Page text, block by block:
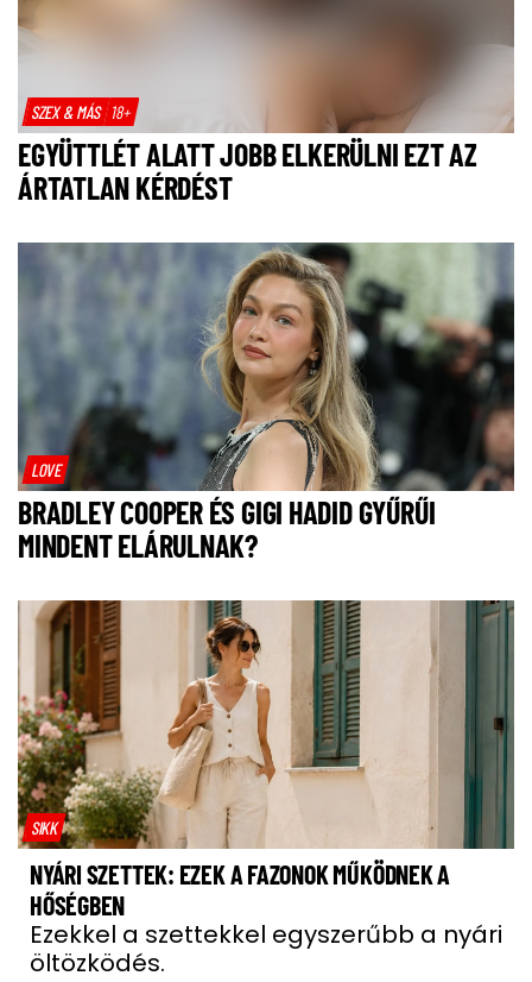
SZEX & MÁS 18+
EGYÜTTLÉT ALATT JOBB ELKERÜLNI EZT AZ
ÁRTATLAN KÉRDÉST
LOVE
BRADLEY COOPER ÉS GIGI HADID GYŰRŰI
MINDENT ELÁRULNAK?
SIKK
NYÁRI SZETTEK: EZEK A FAZONOK MŰKÖDNEK A
HŐSÉGBEN
Ezekkel a szettekkel egyszerűbb a nyári
öltözködés.